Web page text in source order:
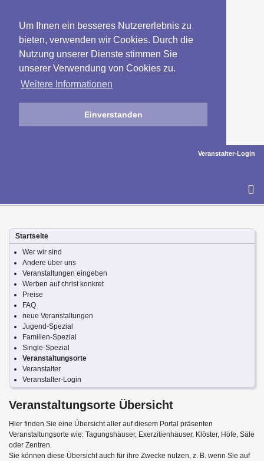
Um Ihnen ein besseres Nutzererlebnis zu
bieten, verwenden wir Cookies. Durch die
Nutzung unserer Dienste stimmen Sie
unserer Verwendung von Cookies zu.
Weitere Informationen
Einverstanden
Veranstalter-Login
Startseite
Wer wir sind
Andere über uns
Veranstaltungen eingeben
Werben auf christ konkret
Preise
FAQ
neue Veranstaltungen
Jugend-Spezial
Familien-Spezial
Single-Spezial
Veranstaltungsorte
Veranstalter
Veranstalter-Login
Veranstaltungsorte Übersicht
Hier finden Sie eine Übersicht aller auf diesem Portal präsenten
Veranstaltungsorte wie: Tagungshäuser, Exerzitienhäuser, Klöster, Höfe, Säle
oder Zentren.
Sie können diese Übersicht auch für ihre Zwecke nutzen, z. B. wenn Sie auf